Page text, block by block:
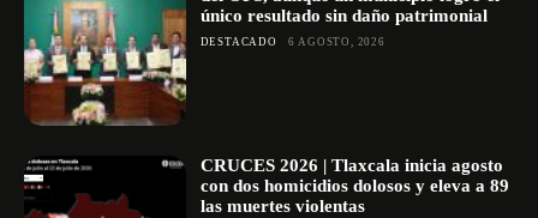
único resultado sin daño patrimonial
DESTACADO 6 AGOSTO, 2026
CRUCES 2026 | Tlaxcala inicia agosto
con dos homicidios dolosos y eleva a 89
las muertes violentas